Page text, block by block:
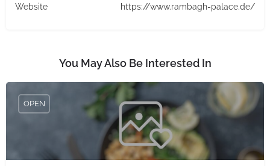
Website https://www.rambagh-palace.de/
You May Also Be Interested In
OPEN